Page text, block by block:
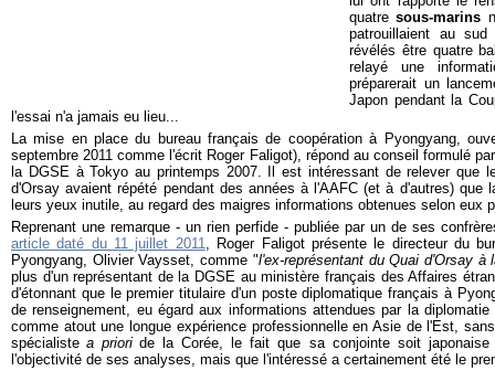
quatresous-marins
patrouillaient au
révélés être quatre
relayé une
préparerait un
Japon pendant la
l'essai n'a jamais eu lieu...
La mise en place du bureau français de coopération à Pyongyang,
septembre 2011 comme l'écrit Roger Faligot), répond au conseil formulé
la DGSE à Tokyo au printemps 2007. Il est intéressant de relever que
d'Orsay avaient répété pendant des années à l'AAFC (et à d'autres) que
leurs yeux inutile, au regard des maigres informations obtenues selon eux
Reprenant une remarque - un rien perfide - publiée par un de ses
article daté du 11 juillet 2011
, Roger Faligot présente le directeur du
Pyongyang, Olivier Vaysset, comme "l'ex-représentant du Quai d'Orsay à
plus d'un représentant de la DGSE au ministère français des Affaires
d'étonnant que le premier titulaire d'un poste diplomatique français à
de renseignement, eu égard aux informations attendues par la
comme atout une longue expérience professionnelle en Asie de l'Est,
spécialiste a priori de la Corée, le fait que sa conjointe soit
l'objectivité de ses analyses, mais que l'intéressé a certainement été le